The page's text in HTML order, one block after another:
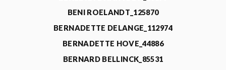
BENI ROELANDT_125870
BERNADETTE DELANGE_112974
BERNADETTE HOVE_44886
BERNARD BELLINCK_85531